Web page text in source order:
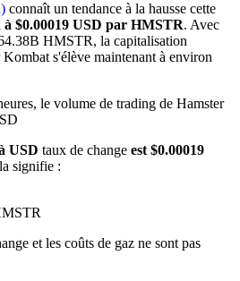
monnaie
forex, métaux précieux et matières
connaît un tendance à la hausse cette
à $0.00019 USD par HMSTR. Avec
HMSTR, la capitalisation
s'élève maintenant à environ
le volume de trading de Hamster
USD taux de change est $0.00019
signifie :
et les coûts de gaz ne sont pas